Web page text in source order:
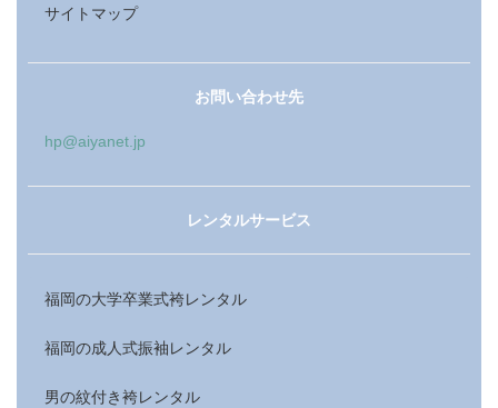
サイトマップ
お問い合わせ先
hp@aiyanet.jp
レンタルサービス
福岡の大学卒業式袴レンタル
福岡の成人式振袖レンタル
男の紋付き袴レンタル